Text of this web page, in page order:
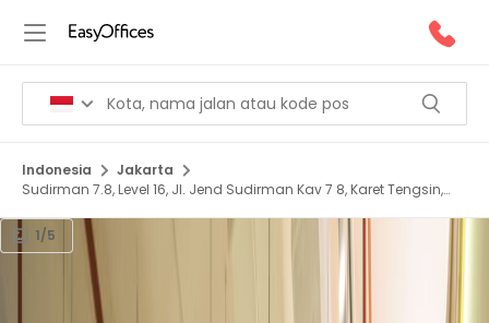
Indonesia
Jakarta
Sudirman 7.8, Level 16, Jl. Jend Sudirman Kav 7 8, Karet Tengsin,
1/5